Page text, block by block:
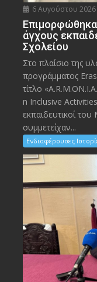
6 Αυγούστου 2026
άγχους
Σχολείου
Στο πλαίσιο της
προγράμματος
τίτλο
n Inclusive
εκπαιδευτικοί
συμμετείχαν...
Ενδιαφέρουσες